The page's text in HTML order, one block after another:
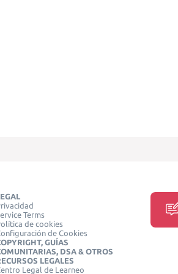
Terms
de cookies
de Cookies
GUÍAS
DSA & OTROS
LEGALES
Legal de Learneo